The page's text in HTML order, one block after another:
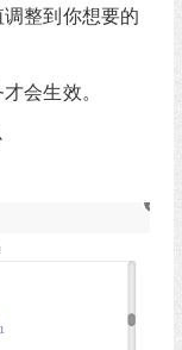
整到你想要的
会生效。